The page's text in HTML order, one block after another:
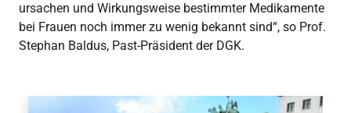
ursachen und Wirkungsweise bestimmter Medikamente
bei Frauen noch immer zu wenig bekannt sind“, so Prof.
Stephan Baldus, Past-Präsident der DGK.